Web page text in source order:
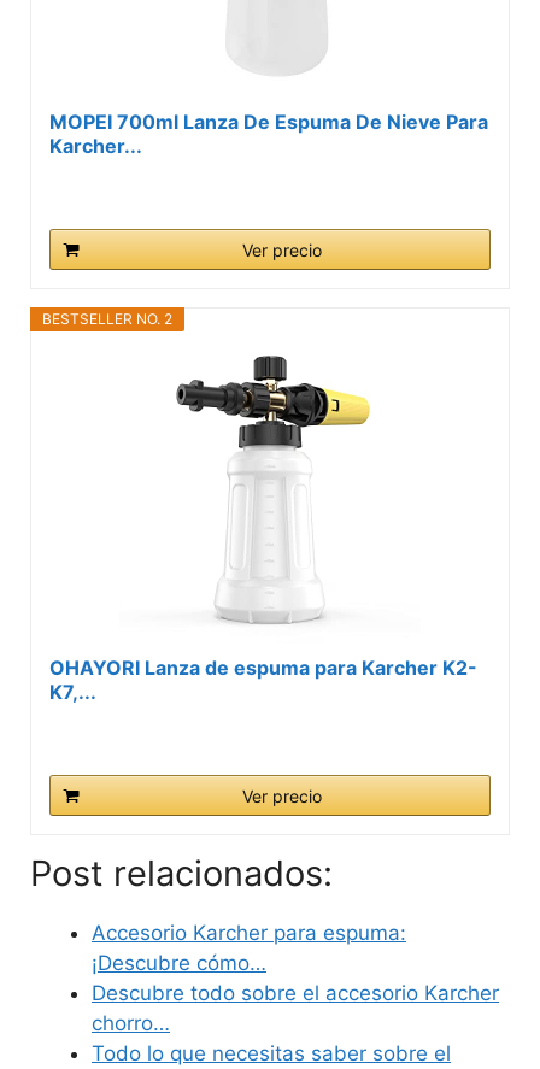
MOPEI 700ml Lanza De Espuma De Nieve Para
Karcher...
Ver precio
BESTSELLER NO. 2
OHAYORI Lanza de espuma para Karcher K2-
K7,...
Ver precio
Post relacionados:
Accesorio Karcher para espuma:
¡Descubre cómo…
Descubre todo sobre el accesorio Karcher
chorro…
Todo lo que necesitas saber sobre el